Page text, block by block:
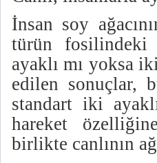
İnsan soy
türün fosilindeki
ayaklı mı yoksa
edilen sonuçlar,
standart iki
hareket
birlikte canlının